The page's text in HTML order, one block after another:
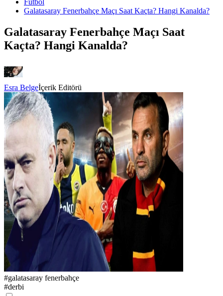
Futbol
Galatasaray Fenerbahçe Maçı Saat Kaçta? Hangi Kanalda?
Galatasaray Fenerbahçe Maçı Saat
Kaçta? Hangi Kanalda?
Esra Belgeİçerik Editörü
#galatasaray fenerbahçe
#derbi